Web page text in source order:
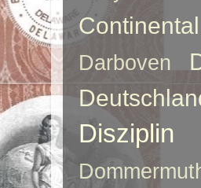
Continental
Darboven
Disziplin